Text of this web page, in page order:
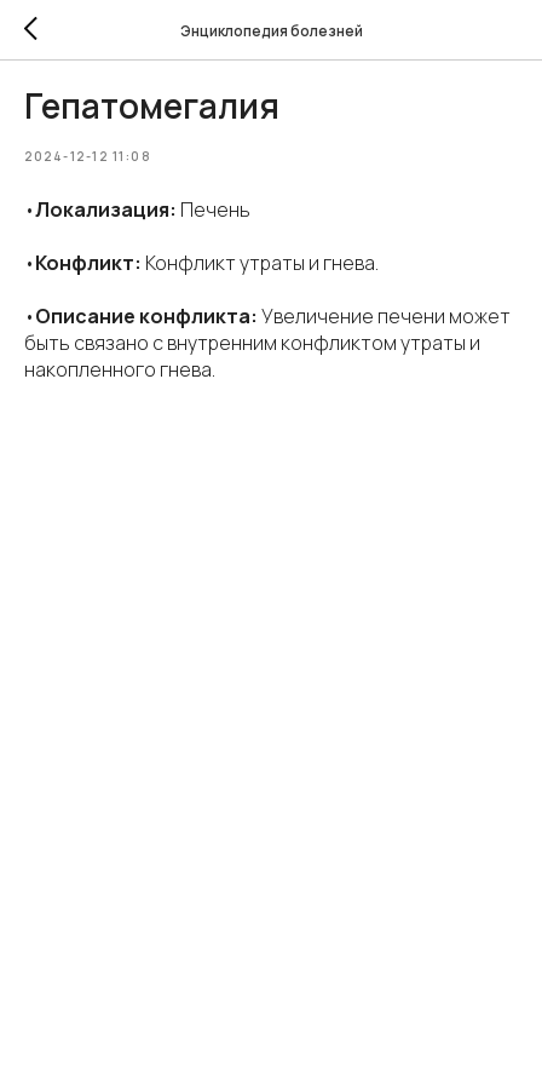
Энциклопедия болезней
Гепатомегалия
2024-12-12 11:08
•Локализация: Печень
•Конфликт: Конфликт утраты и гнева.
•Описание конфликта: Увеличение печени может
быть связано с внутренним конфликтом утраты и
накопленного гнева.